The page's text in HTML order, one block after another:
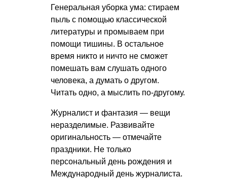
Генеральная уборка ума: стираем
пыль с помощью классической
литературы и промываем при
помощи тишины. В остальное
время никто и ничто не сможет
помешать вам слушать одного
человека, а думать о другом.
Читать одно, а мыслить по-другому.
Журналист и фантазия — вещи
неразделимые. Развивайте
оригинальность — отмечайте
праздники. Не только
персональный день рождения и
Международный день журналиста.